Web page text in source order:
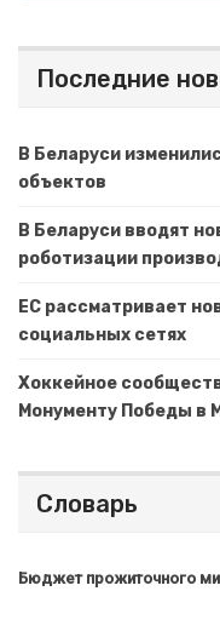
Последние
В Беларуси
объектов
В Беларуси вводят
роботизации
ЕС рассматривает
социальных сетях
Хоккейное
Монументу Победы в
Словарь
Бюджет прожиточного